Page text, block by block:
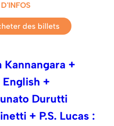
des billets
Kannangara +
English +
Durutti
+ P.S. Lucas :